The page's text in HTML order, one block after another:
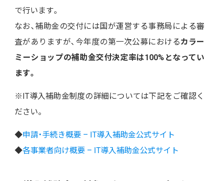
で行います。
なお、補助金の交付には国が運営する事務局による審
査がありますが、今年度の第一次公募におけるカラー
ミーショップの補助金交付決定率は100%となってい
ます。
※IT導入補助金制度の詳細については下記をご確認く
ださい。
◆申請・手続き概要 – IT導入補助金公式サイト
◆各事業者向け概要 – IT導入補助金公式サイト